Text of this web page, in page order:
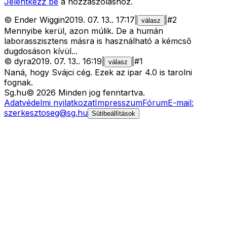
© Ender Wiggin2019. 07. 13.. 17:17 válasz #2
Mennyibe kerül, azon múlik. De a humán
laborasszisztens másra is használható a kémcső
dugdosáson kívül...
© dyra2019. 07. 13.. 16:19 válasz #1
Naná, hogy Svájci cég. Ezek az ipar 4.0 is tarolni
fognak.
Sg.hu© 2026 Minden jog fenntartva.
Adatvédelmi nyilatkozatImpresszumFórumE-mail:
szerkesztoseg@sg.hu Sütibeállítások